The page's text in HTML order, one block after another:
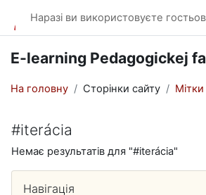
Наразі ви використовуєте
E-learning Pedagogickej
На головну Сторінки сайту Мітки
#iterácia
Немає результатів для "#iterácia"
Блоки
Навігація